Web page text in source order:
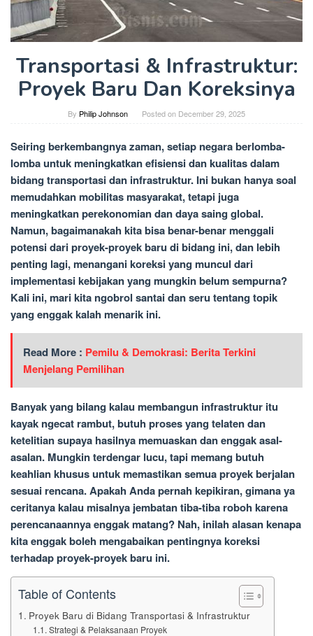
Transportasi & Infrastruktur:
Proyek Baru Dan Koreksinya
By Philip Johnson Posted on December 29, 2025
Seiring berkembangnya zaman, setiap negara berlomba-
lomba untuk meningkatkan efisiensi dan kualitas dalam
bidang transportasi dan infrastruktur. Ini bukan hanya soal
memudahkan mobilitas masyarakat, tetapi juga
meningkatkan perekonomian dan daya saing global.
Namun, bagaimanakah kita bisa benar-benar menggali
potensi dari proyek-proyek baru di bidang ini, dan lebih
penting lagi, menangani koreksi yang muncul dari
implementasi kebijakan yang mungkin belum sempurna?
Kali ini, mari kita ngobrol santai dan seru tentang topik
yang enggak kalah menarik ini.
Read More : Pemilu & Demokrasi: Berita Terkini
Menjelang Pemilihan
Banyak yang bilang kalau membangun infrastruktur itu
kayak ngecat rambut, butuh proses yang telaten dan
ketelitian supaya hasilnya memuaskan dan enggak asal-
asalan. Mungkin terdengar lucu, tapi memang butuh
keahlian khusus untuk memastikan semua proyek berjalan
sesuai rencana. Apakah Anda pernah kepikiran, gimana ya
ceritanya kalau misalnya jembatan tiba-tiba roboh karena
perencanaannya enggak matang? Nah, inilah alasan kenapa
kita enggak boleh mengabaikan pentingnya koreksi
terhadap proyek-proyek baru ini.
Table of Contents
Proyek Baru di Bidang Transportasi & Infrastruktur
Strategi & Pelaksanaan Proyek